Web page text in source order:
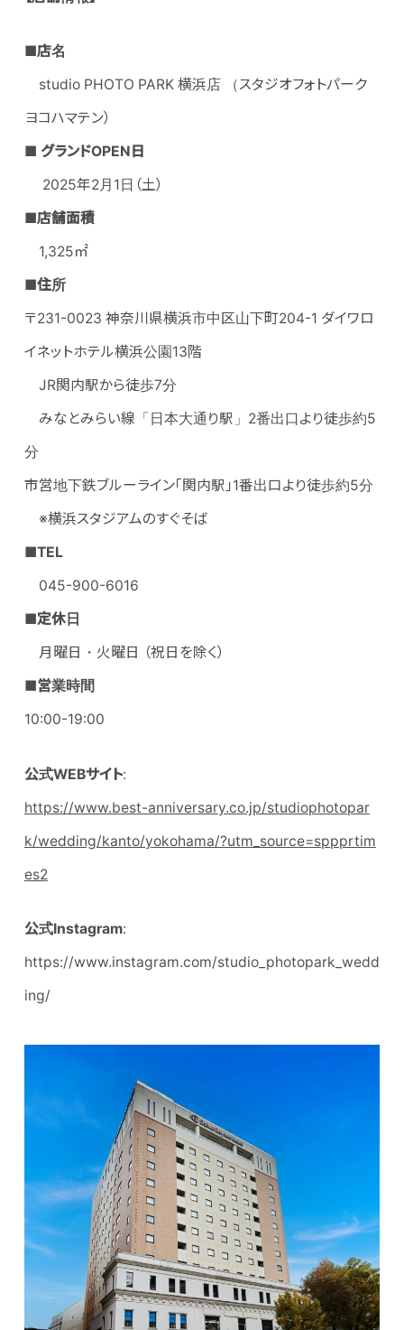
■店名
studio PHOTO PARK 横浜店 （スタジオフォトパーク
ヨコハマテン）
■ グランドOPEN日
2025年2月1日（土）
■店舗面積
1,325㎡
■住所
〒231-0023 神奈川県横浜市中区山下町204-1 ダイワロ
イネットホテル横浜公園13階
JR関内駅から徒歩7分
みなとみらい線「日本大通り駅」2番出口より徒歩約5
分
市営地下鉄ブルーライン「関内駅」1番出口より徒歩約5分
※横浜スタジアムのすぐそば
■TEL
045-900-6016
■定休日
月曜日・火曜日 （祝日を除く）
■営業時間
10:00-19:00
公式WEBサイト:
https://www.best-anniversary.co.jp/studiophotopar
k/wedding/kanto/yokohama/?utm_source=sppprtim
es2
公式Instagram:
https://www.instagram.com/studio_photopark_wedd
ing/